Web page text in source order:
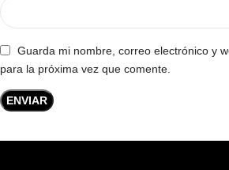
Guarda mi nombre, correo electrónico y
para la próxima vez que comente.